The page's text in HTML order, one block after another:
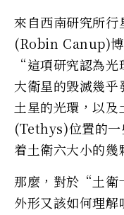
來自西南研究所行
(Robin Canup)博
“這項研究認為
大衛星的毀滅幾乎
土星的光環，以
(Tethys)位置的一
着土衛六大小的幾
那麼，對於“土
外形又該如何理解